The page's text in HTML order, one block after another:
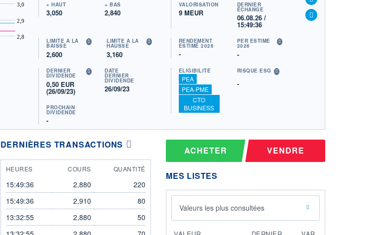
2,8
2,9
3,0 + HAUT
3,050
+ BAS
2,840
VALORISATION
9 MEUR
DERNIER
ÉCHANGE
06.08.26 /
15:49:36
LIMITE À LA
BAISSE
2,600
LIMITE À LA
HAUSSE
3,160
RENDEMENT
ESTIMÉ 2026
-
PER ESTIMÉ
2026
-
DERNIER
DIVIDENDE
0,50 EUR
(26/09/23)
DATE
DERNIER
DIVIDENDE
26/09/23
PROCHAIN
DIVIDENDE
-
ÉLIGIBILITÉ
PEA
PEA-PME
CTO
BUSINESS
RISQUE ESG
-
DERNIÈRES TRANSACTIONS
HEURES COURS QUANTITÉ
15:49:36 2,880
220
15:49:36
2,910
80
13:32:55
2,880
50
ACHETER VENDRE
MES LISTES
Valeurs les plus consultées